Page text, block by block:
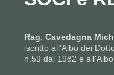
Rag. Cavedagna
iscritto all'Albo dei
n.59 dal 1982 e